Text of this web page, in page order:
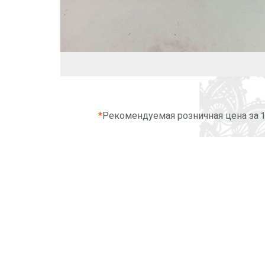
*Рекомендуемая розничная цена за